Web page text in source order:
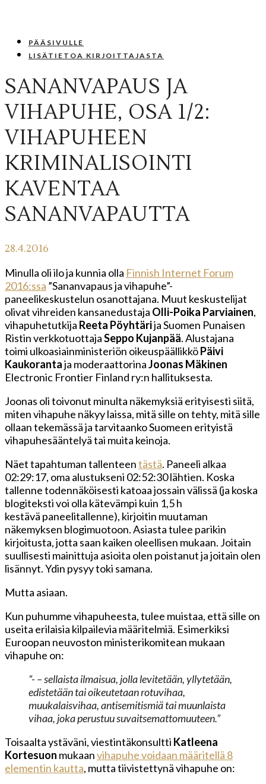
PÄÄSIVULLE
LISÄTIETOA KIRJOITTAJASTA
SANANVAPAUS JA
VIHAPUHE, OSA 1/2:
VIHAPUHEEN
KRIMINALISOINTI
KAVENTAA
SANANVAPAUTTA
28.4.2016
Minulla oli ilo ja kunnia olla Finnish Internet Forum
2016:ssa ”Sananvapaus ja vihapuhe”-
paneelikeskustelun osanottajana. Muut keskustelijat
olivat vihreiden kansanedustaja Olli-Poika Parviainen,
vihapuhetutkija Reeta Pöyhtärija Suomen Punaisen
Ristin verkkotuottajaSeppo Kujanpää. Alustajana
toimi ulkoasiainministeriön oikeuspäällikköPäivi
Kaukorantaja moderaattorinaJoonas Mäkinen
Electronic Frontier Finland ry:n hallituksesta.
Joonas oli toivonut minulta näkemyksiä erityisesti siitä,
miten vihapuhe näkyy laissa, mitä sille on tehty, mitä sille
ollaan tekemässä ja tarvitaanko Suomeen erityistä
vihapuhesääntelyä tai muita keinoja.
Näet tapahtuman tallenteentästä. Paneeli alkaa
02:29:17, oma alustukseni 02:52:30 lähtien. Koska
tallenne todennäköisesti katoaa jossain välissä (ja koska
blogiteksti voi olla kätevämpi kuin 1,5 h
kestävä paneelitallenne), kirjoitin muutaman
näkemyksen blogimuotoon. Asiasta tulee parikin
kirjoitusta, jotta saan kaiken oleellisen mukaan. Joitain
suullisesti mainittuja asioita olen poistanut ja joitain olen
lisännyt. Ydin pysyy toki samana.
Mutta asiaan.
Kun puhumme vihapuheesta, tulee muistaa, että sille on
useita erilaisia kilpailevia määritelmiä. Esimerkiksi
Euroopan neuvoston ministerikomitean mukaan
vihapuhe on:
”- – sellaista ilmaisua, jolla levitetään, yllytetään,
edistetään tai oikeutetaan rotuvihaa,
muukalaisvihaa, antisemitismiä tai muunlaista
vihaa, joka perustuu suvaitsemattomuuteen.”
Toisaalta ystäväni, viestintäkonsultti Katleena
Kortesuon mukaanvihapuhe voidaan määritellä 8
elementin kautta, mutta tiivistettynä vihapuhe on: